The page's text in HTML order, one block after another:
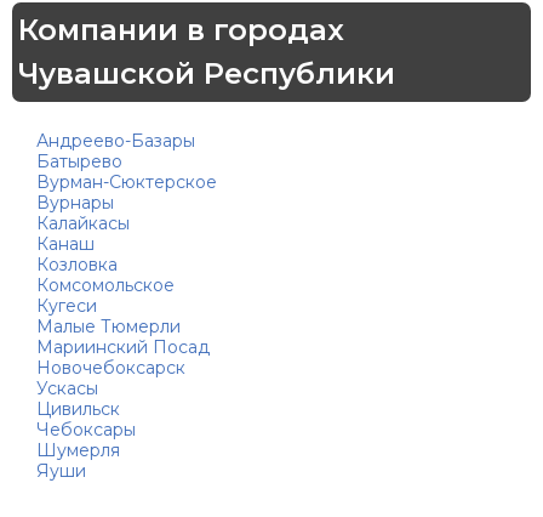
Компании в городах
Чувашской Республики
Андреево-Базары
Батырево
Вурман-Сюктерское
Вурнары
Калайкасы
Канаш
Козловка
Комсомольское
Кугеси
Малые Тюмерли
Мариинский Посад
Новочебоксарск
Ускасы
Цивильск
Чебоксары
Шумерля
Яуши